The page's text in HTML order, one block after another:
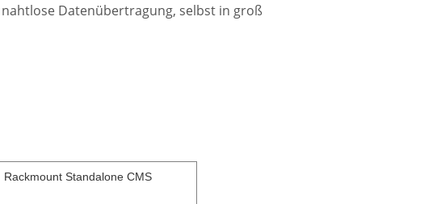
Datenübertragung, selbst in groß
Rackmount Standalone CMS